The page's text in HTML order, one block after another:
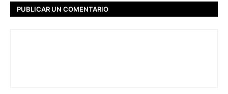
PUBLICAR UN COMENTARIO